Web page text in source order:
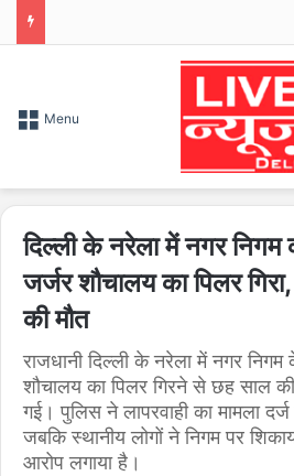
Menu
दिल्ली के नरेला में नगर निगम
जर्जर शौचालय का पिलर
की मौत
राजधानी दिल्ली के नरेला में नगर निगम
शौचालय का पिलर गिरने से छह साल की
गई। पुलिस ने लापरवाही का मामला
जबकि स्थानीय लोगों ने निगम पर
आरोप लगाया है।